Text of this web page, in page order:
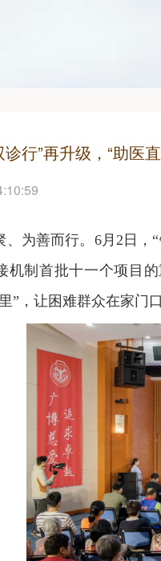
诊行”再升级，“助医
、为善而行。6月2日，
机制首批十一个项目
”，让困难群众在家门